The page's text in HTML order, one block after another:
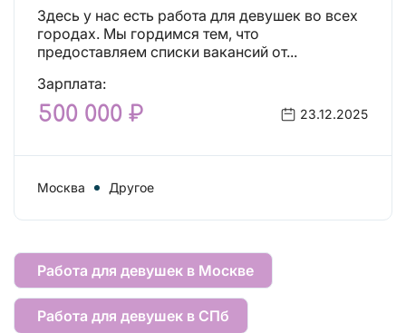
Здесь у нас есть работа для девушек во всех
городах. Мы гордимся тем, что
предоставляем списки вакансий от...
Зарплата:
500 000 ₽ 23.12.2025
Москва Другое
Работа для девушек в Москве
Работа для девушек в СПб